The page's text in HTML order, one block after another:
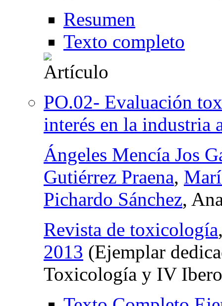
Resumen
Texto completo
PO.02- Evaluación
interés en la industria
Ángeles Mencía Jos
Gutiérrez Praena,
Pichardo Sánchez,
Revista de toxicología
2013 (Ejemplar
Toxicología y IV